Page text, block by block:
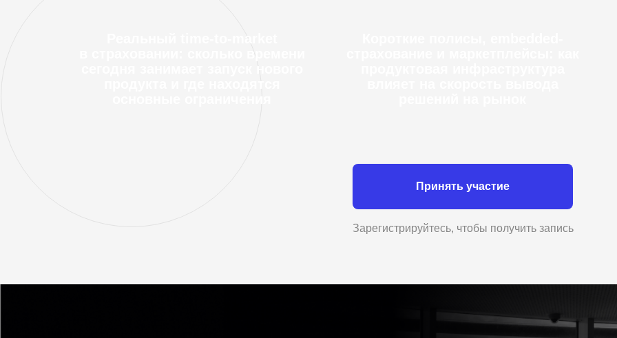
Зарегистрируйтесь, чтобы получить запись
Принять участие
Реальный time-to-market
в страховании: сколько времени
сегодня занимает запуск нового
продукта и где находятся
основные ограничения